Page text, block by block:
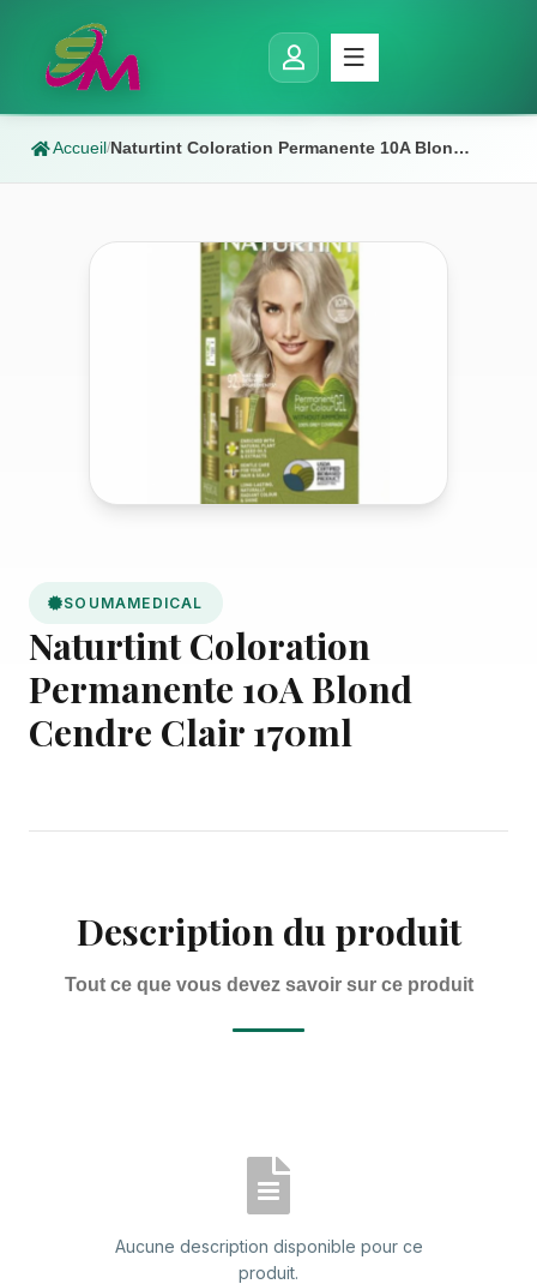
Accueil/ Naturtint Coloration Permanente 10A Blond Cendre Clair 170ml
SOUMAMEDICAL
Naturtint Coloration
Permanente 10A Blond
Cendre Clair 170ml
Description du produit
Tout ce que vous devez savoir sur ce produit
Aucune description disponible pour ce
produit.